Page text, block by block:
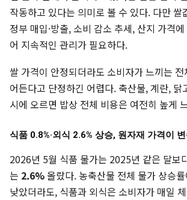
작동하고 있다는 의미로 볼 수 있다. 다만 쌀
정부 매입·방출, 소비 감소 추세, 산지 가격
어 지속적인 관리가 필요하다.
쌀 가격이 안정되더라도 소비자가 느끼는
어든다고 단정하긴 어렵다. 축산물, 계란, 닭
시에 오르면 밥상 전체 비용은 여전히 높게
식품 0.8%·외식 2.6% 상승, 원자재 가격이
2026년 5월 식품 물가는 2025년 같은 달보
는 2.6% 올랐다. 농축산물 전체 물가 상승
낮았더라도, 식품과 외식은 소비자가 매일